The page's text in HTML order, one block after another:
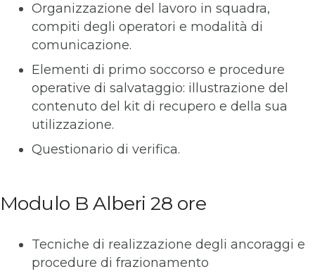
Organizzazione del lavoro in squadra,
compiti degli operatori e modalità di
comunicazione.
Elementi di primo soccorso e procedure
operative di salvataggio: illustrazione del
contenuto del kit di recupero e della sua
utilizzazione.
Questionario di verifica.
Modulo B Alberi 28 ore
Tecniche di realizzazione degli ancoraggi e
procedure di frazionamento